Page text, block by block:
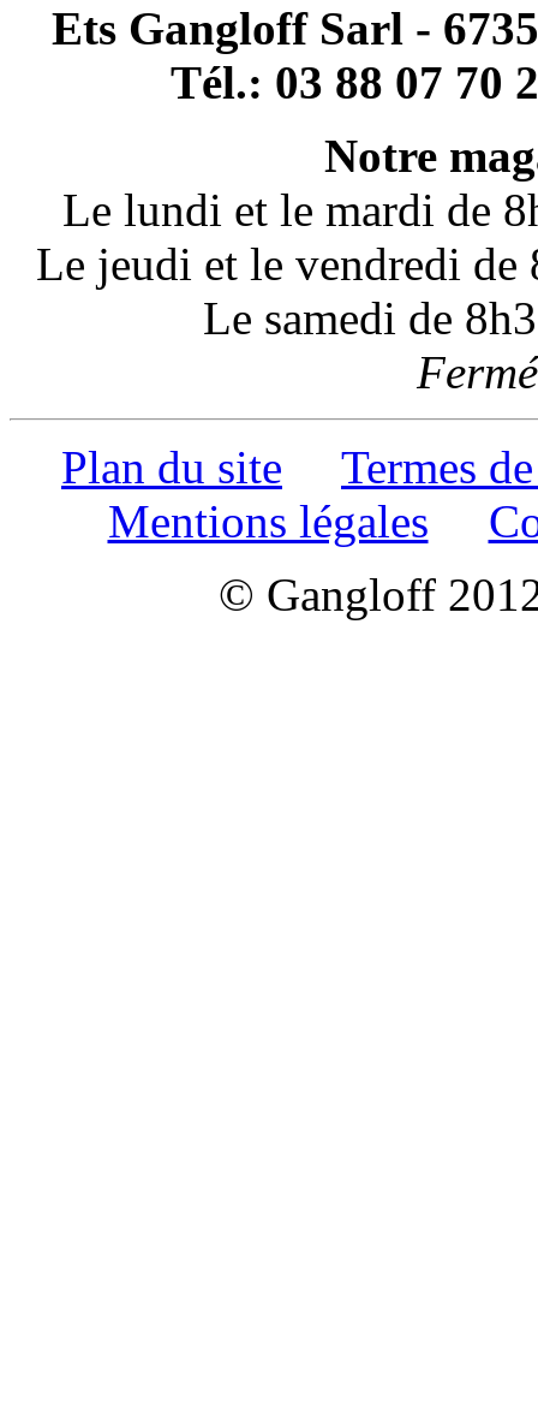
Ets Gangloff Sarl -
Tél.: 03 88 07 70
Notre
Le lundi et le mardi de
Le jeudi et le vendredi de
Le samedi de
Plan du site
Termes
Mentions légales
© Gangloff